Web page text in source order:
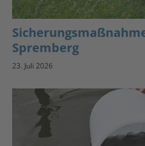
Spremberg
23. Juli 2026